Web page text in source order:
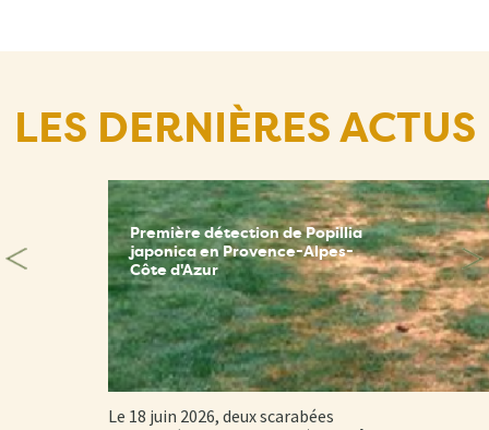
LES DERNIÈRES ACTUS
Première détection de Popillia
japonica en Provence-Alpes-
Côte d'Azur
Le 18 juin 2026, deux scarabées